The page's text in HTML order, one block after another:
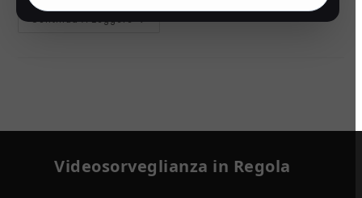
Continua A LeggereVideosorveglianza
Videosorveglianza in Regola